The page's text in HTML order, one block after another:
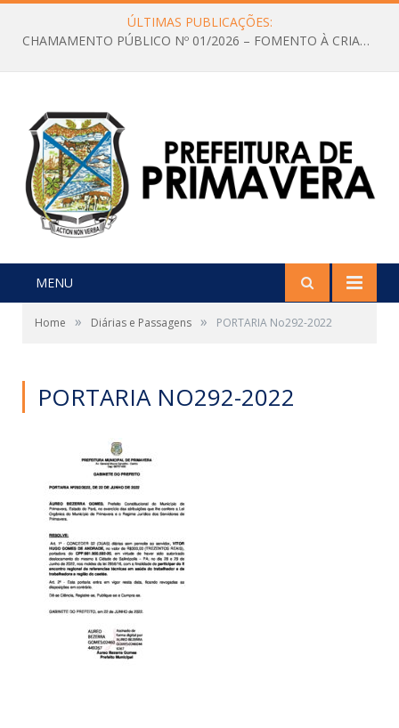
ÚLTIMAS PUBLICAÇÕES:
CHAMAMENTO PÚBLICO Nº 01/2026 – FOMENTO À CRIAÇÃO E A CIRCULAÇÃO DE PRODUÇÕES CULTURAIS – Aldir Blanc
MENU
Home » Diárias e Passagens » PORTARIA No292-2022
PORTARIA NO292-2022